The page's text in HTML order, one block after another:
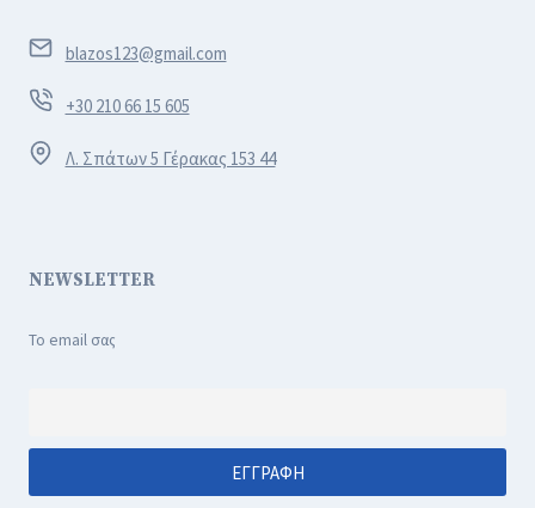
blazos123@gmail.com
+30 210 66 15 605
Λ. Σπάτων 5 Γέρακας 153 44
NEWSLETTER
Το email σας